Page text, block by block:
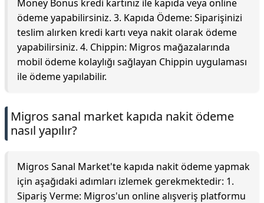
Money Bonus kredi kartınız ile kapıda veya online
ödeme yapabilirsiniz. 3. Kapıda Ödeme: Siparişinizi
teslim alırken kredi kartı veya nakit olarak ödeme
yapabilirsiniz. 4. Chippin: Migros mağazalarında
mobil ödeme kolaylığı sağlayan Chippin uygulaması
ile ödeme yapılabilir.
Migros sanal market kapıda nakit ödeme
nasıl yapılır?
Migros Sanal Market'te kapıda nakit ödeme yapmak
için aşağıdaki adımları izlemek gerekmektedir: 1.
Sipariş Verme: Migros'un online alışveriş platformu